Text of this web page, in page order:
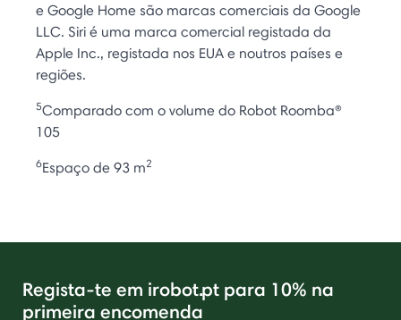
e Google Home são marcas comerciais da Google
LLC. Siri é uma marca comercial registada da
Apple Inc., registada nos EUA e noutros países e
regiões.
5Comparado com o volume do Robot Roomba®
105
6Espaço de 93 m2
Regista-te em irobot.pt para 10% na
primeira encomenda